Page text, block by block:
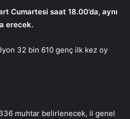
Cumartesi saat 18.00’da, aynı
erecek.
32 bin 610 genç ilk kez oy
muhtar belirlenecek, il genel